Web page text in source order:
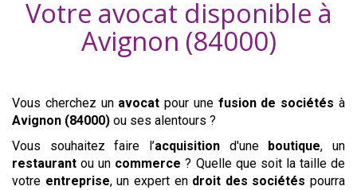
Votre avocat disponible à
Avignon (84000)
Vous cherchez un avocatpour une fusion de sociétés à
Avignon (84000) ou ses alentours ?
Vous souhaitez faire l’acquisition d'une boutique, un
restaurant ou un commerce ? Quelle que soit la taille de
votre entreprise, un expert en droit des sociétés pourra